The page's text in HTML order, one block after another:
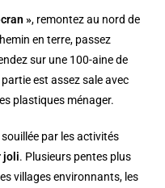
», remontez au nord de
en terre, passez
sur une 100-aine de
est assez sale avec
plastiques ménager.
souillée par les activités
joli. Plusieurs pentes plus
villages environnants, les